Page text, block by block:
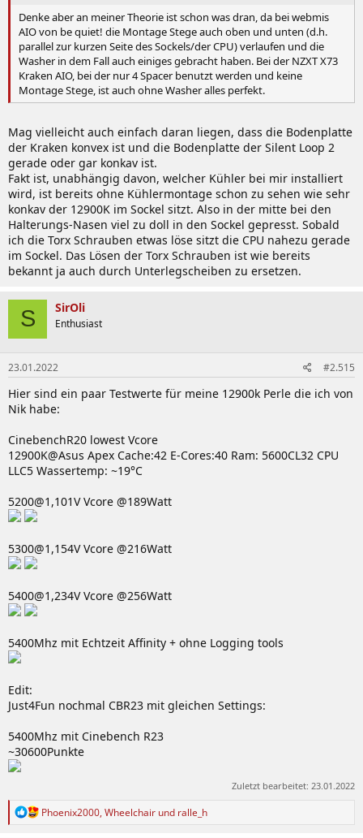
Denke aber an meiner Theorie ist schon was dran, da bei webmis
AIO von be quiet! die Montage Stege auch oben und unten (d.h.
parallel zur kurzen Seite des Sockels/der CPU) verlaufen und die
Washer in dem Fall auch einiges gebracht haben. Bei der NZXT X73
Kraken AIO, bei der nur 4 Spacer benutzt werden und keine
Montage Stege, ist auch ohne Washer alles perfekt.
Mag vielleicht auch einfach daran liegen, dass die Bodenplatte
der Kraken konvex ist und die Bodenplatte der Silent Loop 2
gerade oder gar konkav ist.
Fakt ist, unabhängig davon, welcher Kühler bei mir installiert
wird, ist bereits ohne Kühlermontage schon zu sehen wie sehr
konkav der 12900K im Sockel sitzt. Also in der mitte bei den
Halterungs-Nasen viel zu doll in den Sockel gepresst. Sobald
ich die Torx Schrauben etwas löse sitzt die CPU nahezu gerade
im Sockel. Das Lösen der Torx Schrauben ist wie bereits
bekannt ja auch durch Unterlegscheiben zu ersetzen.
S SirOli
Enthusiast
23.01.2022 #2.515
Hier sind ein paar Testwerte für meine 12900k Perle die ich von
Nik habe:
CinebenchR20 lowest Vcore
12900K@Asus Apex Cache:42 E-Cores:40 Ram: 5600CL32 CPU
LLC5 Wassertemp: ~19°C
5200@1,101V Vcore @189Watt
5300@1,154V Vcore @216Watt
5400@1,234V Vcore @256Watt
5400Mhz mit Echtzeit Affinity + ohne Logging tools
Edit:
Just4Fun nochmal CBR23 mit gleichen Settings:
5400Mhz mit Cinebench R23
~30600Punkte
Zuletzt bearbeitet: 23.01.2022
R
Phoenix2000, Wheelchair und ralle_h